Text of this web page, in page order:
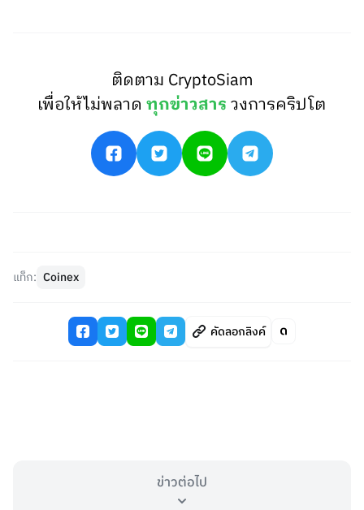
ติดตาม CryptoSiam
เพื่อให้ไม่พลาดทุกข่าวสารวงการคริปโต
แท็ก: Coinex
คัดลอกลิงค์
ข่าวต่อไป